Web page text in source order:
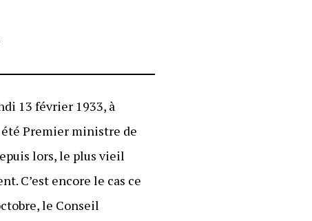
13 février 1933, à
été Premier ministre de
lors, le plus vieil
C’est encore le cas ce
le Conseil